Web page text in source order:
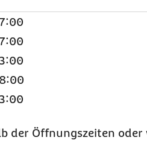
der Öffnungszeiten